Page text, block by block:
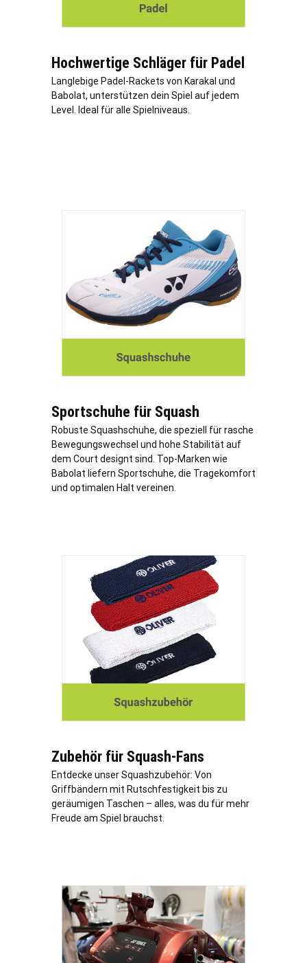
Hochwertige Schläger für Padel
Langlebige Padel-Rackets von Karakal und
Babolat, unterstützen dein Spiel auf jedem
Level. Ideal für alle Spielniveaus.
Sportschuhe für Squash
Robuste Squashschuhe, die speziell für rasche
Bewegungswechsel und hohe Stabilität auf
dem Court designt sind. Top-Marken wie
Babolat liefern Sportschuhe, die Tragekomfort
und optimalen Halt vereinen.
Zubehör für Squash-Fans
Entdecke unser Squashzubehör: Von
Griffbändern mit Rutschfestigkeit bis zu
geräumigen Taschen – alles, was du für mehr
Freude am Spiel brauchst.